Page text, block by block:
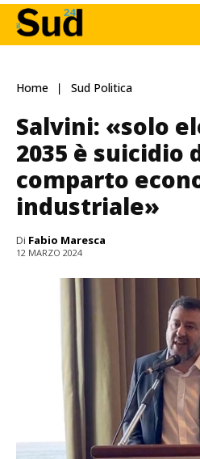
Home Sud Politica
Salvini: «solo
2035 è suicidio
comparto
industriale»
Di Fabio Maresca
12 MARZO 2024